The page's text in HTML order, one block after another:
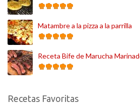
Matambre a la pizza a la parrilla
Receta Bife de Marucha
Recetas Favoritas